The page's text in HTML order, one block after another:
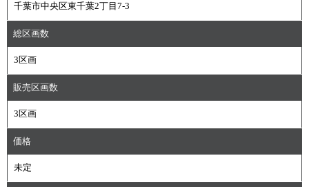
千葉市中央区東千葉2丁目7-3
総区画数
3区画
販売区画数
3区画
価格
未定